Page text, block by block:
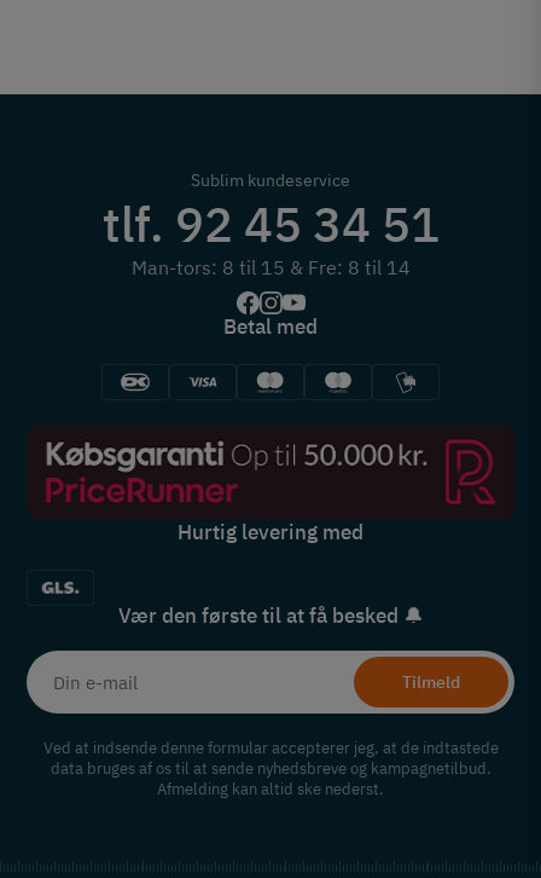
Sublim kundeservice
tlf. 92 45 34 51
Man-tors: 8 til 15 & Fre: 8 til 14
Betal med
Hurtig levering med
Vær den første til at få besked 🔔
Tilmeld
Ved at indsende denne formular accepterer jeg, at de indtastede
data bruges af os til at sende nyhedsbreve og kampagnetilbud.
Afmelding kan altid ske nederst.